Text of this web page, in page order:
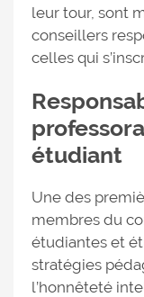
leur tour, sont
conseillers
celles qui
étudiant
Une des
membres du
étudiantes et
stratégies
l’honnêteté